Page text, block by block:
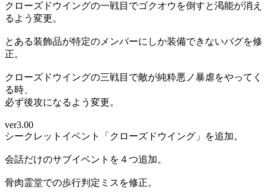
クローズドウイングの一戦目でゴクオウを倒すと渇能が消え
るよう変更。
とある装飾品が特定のメンバーにしか装備できないバグを修
正。
クローズドウイングの三戦目で敵が純粋悪ノ暴虐をやってく
る時、
必ず後攻になるよう変更。
ver3.00
シークレットイベント「クローズドウイング」を追加。
会話だけのサブイベントを４つ追加。
骨肉霊堂での歩行判定ミスを修正。